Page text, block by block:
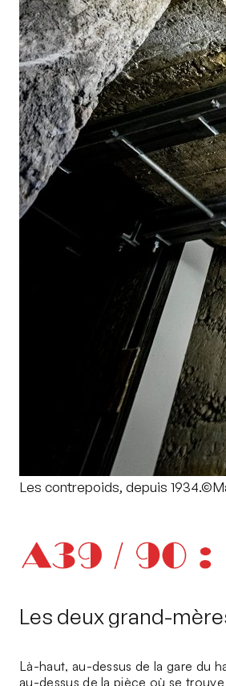
Les contrepoids, depuis
Les deux grand-
Là-haut, au-dessus de la gare du
au-dessus de la pièce où se